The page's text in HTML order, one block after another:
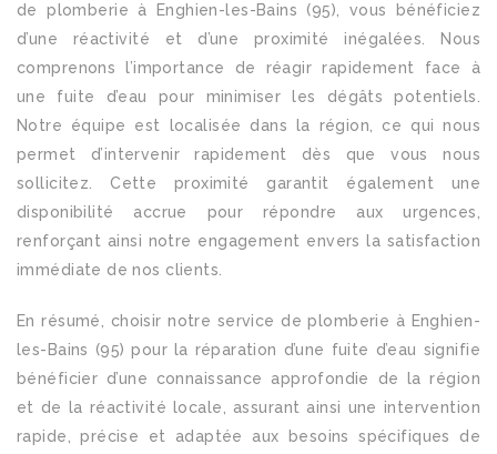
de plomberie à Enghien-les-Bains (95), vous bénéficiez
d’une réactivité et d’une proximité inégalées. Nous
comprenons l’importance de réagir rapidement face à
une fuite d’eau pour minimiser les dégâts potentiels.
Notre équipe est localisée dans la région, ce qui nous
permet d’intervenir rapidement dès que vous nous
sollicitez. Cette proximité garantit également une
disponibilité accrue pour répondre aux urgences,
renforçant ainsi notre engagement envers la satisfaction
immédiate de nos clients.
En résumé, choisir notre service de plomberie à Enghien-
les-Bains (95) pour la réparation d’une fuite d’eau signifie
bénéficier d’une connaissance approfondie de la région
et de la réactivité locale, assurant ainsi une intervention
rapide, précise et adaptée aux besoins spécifiques de